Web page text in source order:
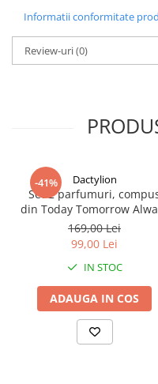
Informatii conformitate
Review-uri(0)
-41% Dactylion
Set 2 parfumuri,
din Today Tomorrow
& Little Black Dress + set 4
accesorii păr – ofertă
specială 99 lei
169,00 Lei
99,00 Lei
IN STOC
ADAUGA IN COS